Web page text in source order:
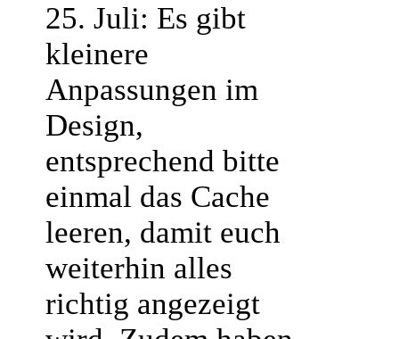
25. Juli: Es gibt
kleinere
Anpassungen im
Design,
entsprechend bitte
einmal das Cache
leeren, damit euch
weiterhin alles
richtig angezeigt